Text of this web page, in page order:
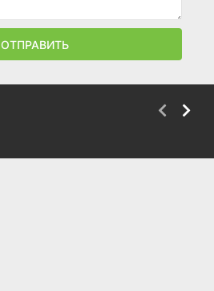
ОТПРАВИТЬ